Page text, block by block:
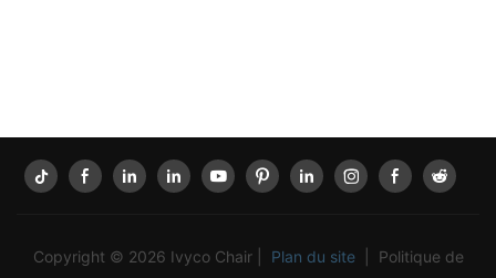
Copyright © 2026 Ivyco Chair | Plan du site
Politique de